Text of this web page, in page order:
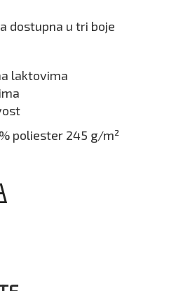
dostupna u tri boje
laktovima
poliester 245 g/m²